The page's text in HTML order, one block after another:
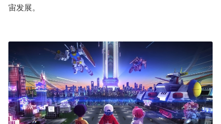
宙发展。